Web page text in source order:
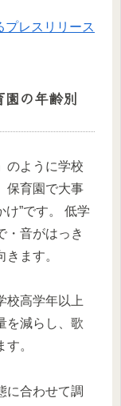
プレスリリース
園の年齢別
のように学校
保育園で大事
け”です。 低学
・音がはっき
ます。
校高学年以上
を減らし、歌
。
に合わせて調